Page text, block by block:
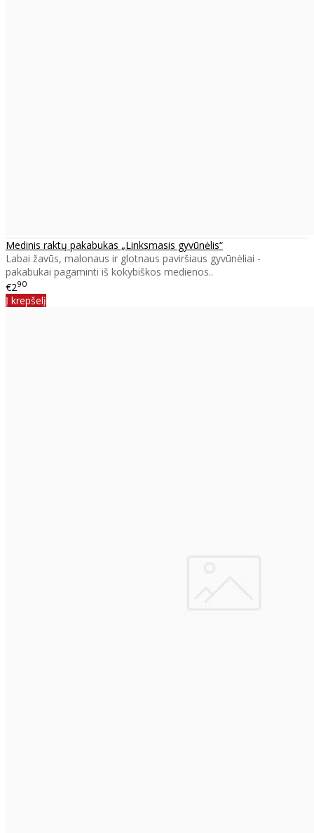
Medinis raktų pakabukas „Linksmasis gyvūnėlis“
Labai žavūs, malonaus ir glotnaus paviršiaus gyvūnėliai -
pakabukai pagaminti iš kokybiškos medienos..
€290
Į krepšelį